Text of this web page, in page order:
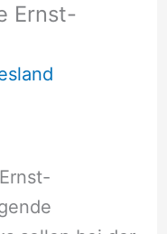
Ernst-